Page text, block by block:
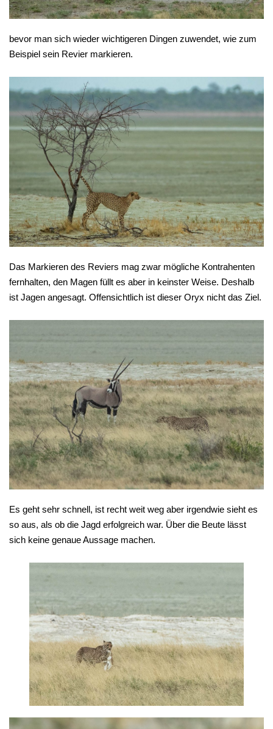
bevor man sich wieder wichtigeren Dingen zuwendet, wie zum
Beispiel sein Revier markieren.
Das Markieren des Reviers mag zwar mögliche Kontrahenten
fernhalten, den Magen füllt es aber in keinster Weise. Deshalb
ist Jagen angesagt. Offensichtlich ist dieser Oryx nicht das Ziel.
Es geht sehr schnell, ist recht weit weg aber irgendwie sieht es
so aus, als ob die Jagd erfolgreich war. Über die Beute lässt
sich keine genaue Aussage machen.